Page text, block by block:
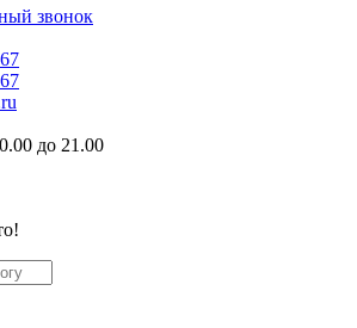
звонок
до 21.00